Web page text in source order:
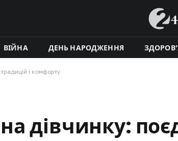
ВІЙНА ДЕНЬ НАРОДЖЕННЯ
і комфорту
дівчинку: